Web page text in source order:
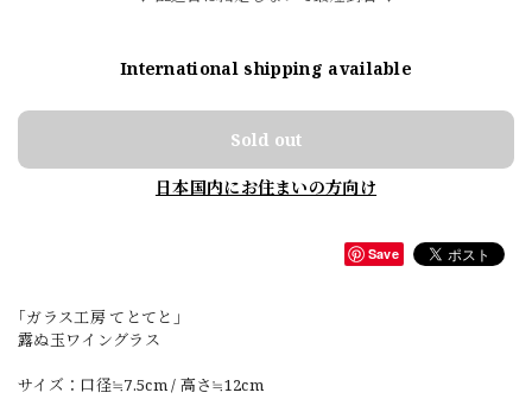
International shipping available
Sold out
日本国内にお住まいの方向け
Save
｢ガラス工房 てとてと｣
露ぬ玉ワイングラス
サイズ：口径≒7.5cm / 高さ≒12cm